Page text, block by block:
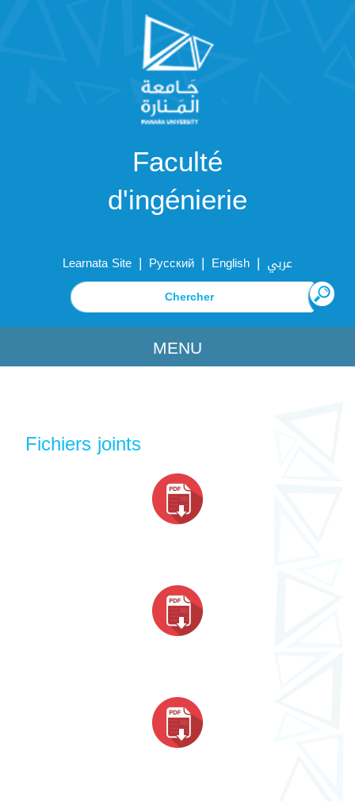
Faculté
d'ingénierie
Learnata Site | Русский | English | عربي
MENU
Fichiers joints